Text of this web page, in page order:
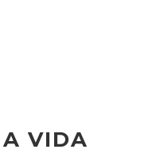
VIDA